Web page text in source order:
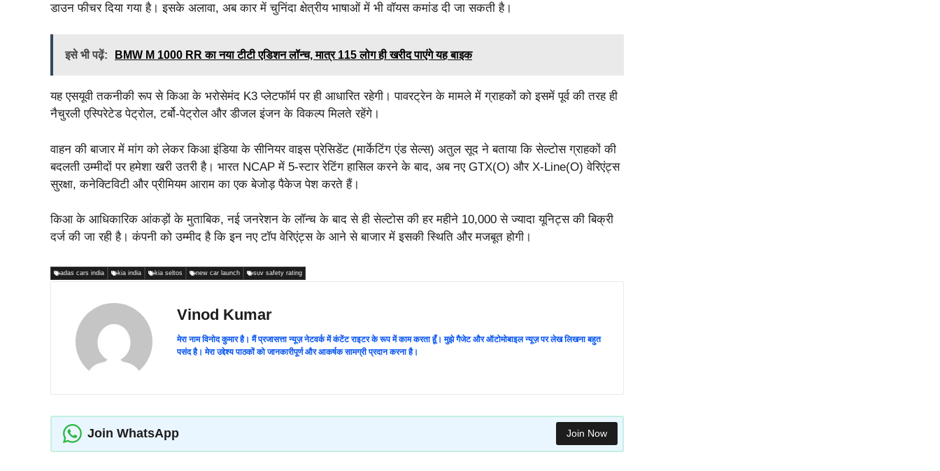
डाउन फीचर दिया गया है। इसके अलावा, अब कार में चुनिंदा क्षेत्रीय भाषाओं में भी वॉयस कमांड दी जा सकती है।
इसे भी पढ़ें: BMW M 1000 RR का नया टीटी एडिशन लॉन्च, मात्र 115 लोग ही खरीद पाएंगे यह बाइक
यह एसयूवी तकनीकी रूप से किआ के भरोसेमंद K3 प्लेटफॉर्म पर ही आधारित रहेगी। पावरट्रेन के मामले में ग्राहकों को इसमें पूर्व की तरह ही
नैचुरली एस्पिरेटेड पेट्रोल, टर्बो-पेट्रोल और डीजल इंजन के विकल्प मिलते रहेंगे।
वाहन की बाजार में मांग को लेकर किआ इंडिया के सीनियर वाइस प्रेसिडेंट (मार्केटिंग एंड सेल्स) अतुल सूद ने बताया कि सेल्टोस ग्राहकों की
बदलती उम्मीदों पर हमेशा खरी उतरी है। भारत NCAP में 5-स्टार रेटिंग हासिल करने के बाद, अब नए GTX(O) और X-Line(O) वेरिएंट्स
सुरक्षा, कनेक्टिविटी और प्रीमियम आराम का एक बेजोड़ पैकेज पेश करते हैं।
किआ के आधिकारिक आंकड़ों के मुताबिक, नई जनरेशन के लॉन्च के बाद से ही सेल्टोस की हर महीने 10,000 से ज्यादा यूनिट्स की बिक्री
दर्ज की जा रही है। कंपनी को उम्मीद है कि इन नए टॉप वेरिएंट्स के आने से बाजार में इसकी स्थिति और मजबूत होगी।
adas cars india kia india kia seltos new car launch suv safety rating
Vinod Kumar
मेरा नाम विनोद कुमार है। मैं प्रजासत्ता न्यूज़ नेटवर्क में कंटेंट राइटर के रूप में काम करता हूँ। मुझे गैजेट और ऑटोमोबाइल न्यूज़ पर लेख लिखना बहुत
पसंद है। मेरा उद्देश्य पाठकों को जानकारीपूर्ण और आकर्षक सामग्री प्रदान करना है।
Join WhatsApp Join Now